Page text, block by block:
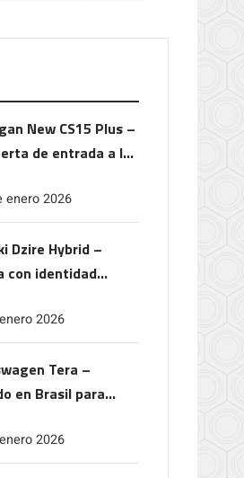
New CS15 Plus –
de entrada a la
enero 2026
Dzire Hybrid –
con identidad
2026
Tera –
en Brasil para
2026